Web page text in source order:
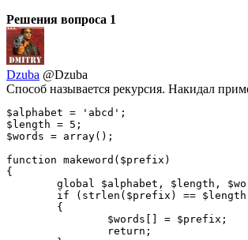
Решения вопроса 1
Dzuba @Dzuba
Способ называется рекурсия. Накидал
$alphabet = 'abcd';
$length = 5;
$words = array();
function makeword($prefix)
{